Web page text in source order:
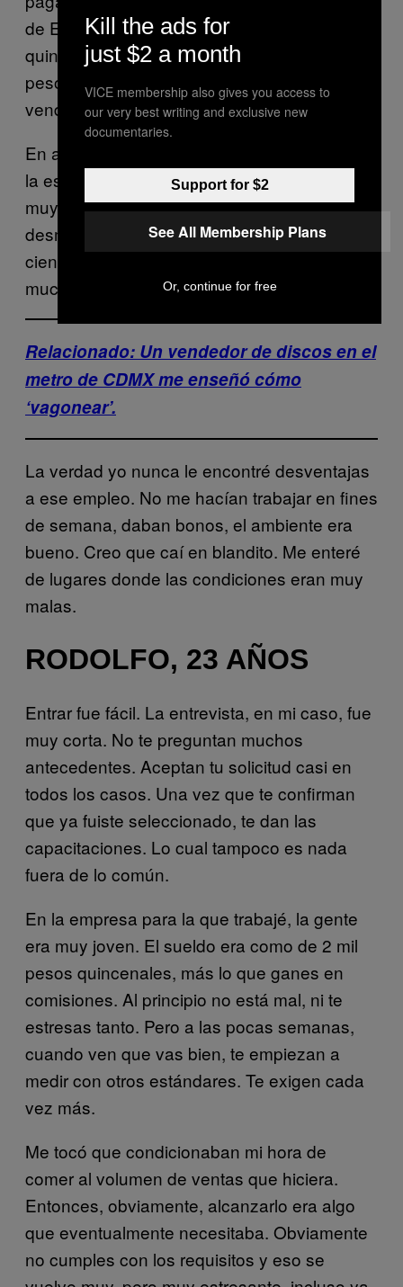
de Estados Unidos, así que me tocaron
quincenas en las que ganaba hasta 25 mil
pesos. Yo estaba fascinada. Literal, todo era:
vender, vender, vender.
En algún momento ya no me dio la vida con
la escuela y el trabajo. Fue una experiencia
muy peculiar. Fue una época de mucho
desmadre. La libertad económica al 100 por
ciento implicó muchos viajes, mucha comida,
muchas fiestas.
Relacionado: Un vendedor de discos en el
metro de CDMX me enseñó cómo
‘vagonear’.
La verdad yo nunca le encontré desventajas
a ese empleo. No me hacían trabajar en fines
de semana, daban bonos, el ambiente era
bueno. Creo que caí en blandito. Me enteré
de lugares donde las condiciones eran muy
malas.
RODOLFO, 23 AÑOS
Entrar fue fácil. La entrevista, en mi caso, fue
muy corta. No te preguntan muchos
antecedentes. Aceptan tu solicitud casi en
todos los casos. Una vez que te confirman
que ya fuiste seleccionado, te dan las
capacitaciones. Lo cual tampoco es nada
fuera de lo común.
En la empresa para la que trabajé, la gente
era muy joven. El sueldo era como de 2 mil
pesos quincenales, más lo que ganes en
comisiones. Al principio no está mal, ni te
estresas tanto. Pero a las pocas semanas,
cuando ven que vas bien, te empiezan a
medir con otros estándares. Te exigen cada
vez más.
Me tocó que condicionaban mi hora de
comer al volumen de ventas que hiciera.
Entonces, obviamente, alcanzarlo era algo
que eventualmente necesitaba. Obviamente
no cumples con los requisitos y eso se
Kill the ads for
just $2 a month
VICE membership also gives you access to
our very best writing and exclusive new
documentaries.
Support for $2
See All Membership Plans
Or, continue for free